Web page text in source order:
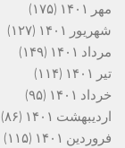
مهر ۱۴۰۱
(۱۷۵)
شهریور ۱۴۰۱
(۱۲۷)
مرداد ۱۴۰۱
(۱۴۹)
تیر ۱۴۰۱
(۱۱۴)
خرداد ۱۴۰۱
(۹۵)
اردیبهشت ۱۴۰۱
(۸۶)
فروردین ۱۴۰۱
(۱۱۵)